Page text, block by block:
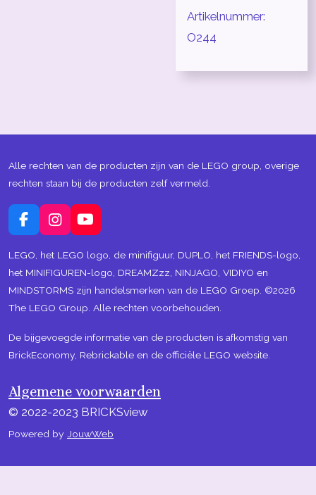
Artikelnummer:
O244
Alle rechten van de producten zijn van de LEGO group, overige
rechten staan bij de producten zelf vermeld.
F
a
c
e
o
o
I
n
s
t
g
r
m
Y
o
u
T
b
e
LEGO, het LEGO logo, de minifiguur, DUPLO, het FRIENDS-logo,
het MINIFIGUREN-logo, DREAMZzz, NINJAGO, VIDIYO en
MINDSTORMS zijn handelsmerken van de LEGO Groep. ©2026
The LEGO Group. Alle rechten voorbehouden.
De bijgevoegde informatie van de producten is afkomstig van
BrickEconomy, Rebrickable en de officiële LEGO website.
Algemene voorwaarden
© 2022-2023 BRICKSview
Powered by JouwWeb